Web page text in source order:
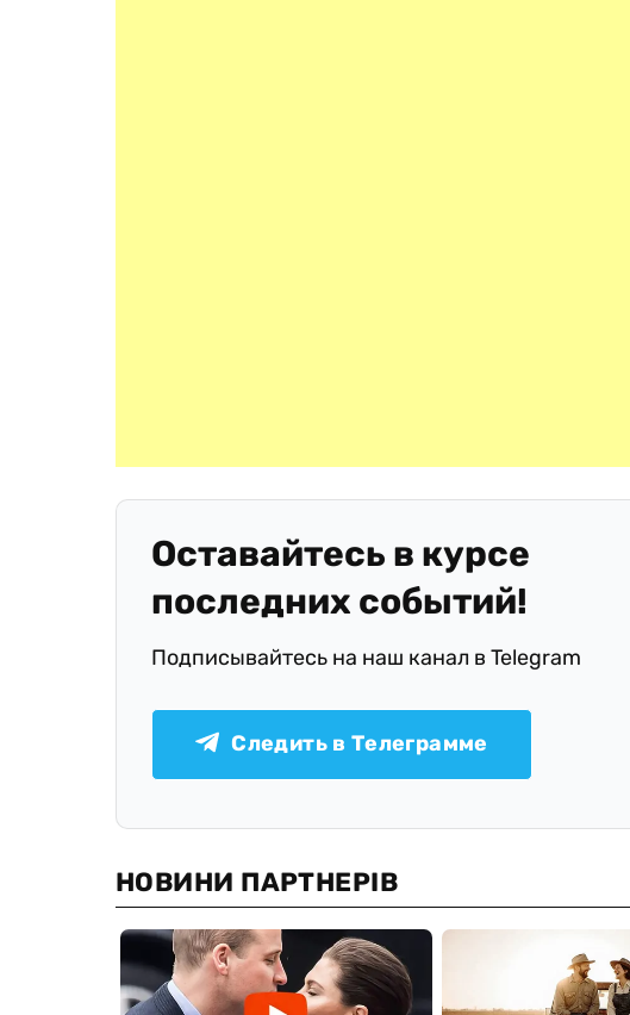
Оставайтесь в курсе
последних событий!
Подписывайтесь на наш канал в Telegram
Следить в Телеграмме